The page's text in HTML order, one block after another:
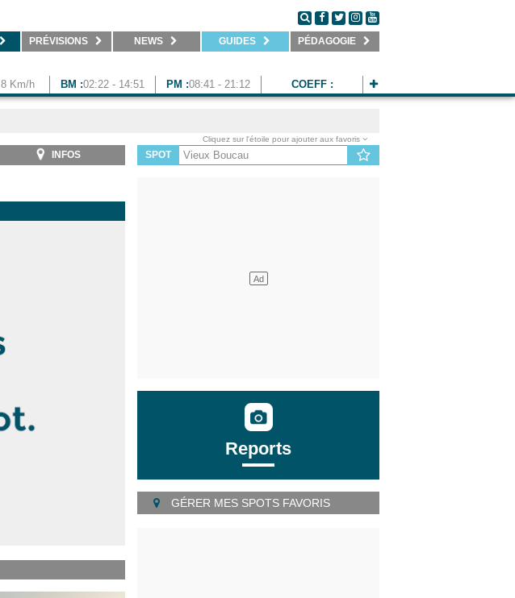
PRÉVISIONS NEWS GUIDES PÉDAGOGIE
8 Km/h BM :02:22 - 14:51 PM :08:41 - 21:12 COEFF :
INFOS
Cliquez sur l'étoile pour ajouter aux favoris
SPOT
Reports
GÉRER MES SPOTS FAVORIS